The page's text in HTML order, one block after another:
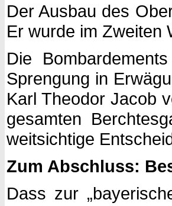
Der Ausbau des
Er wurde im Zweiten
Die
Sprengung in
Karl Theodor Jacob
gesamten
weitsichtige
Zum Abschluss:
Dass zur